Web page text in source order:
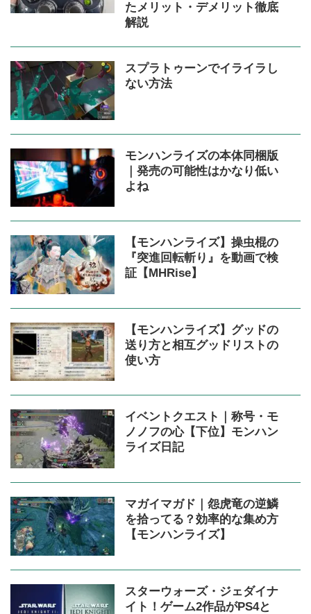
たメリット・デメリット徹底
解説
スプラトゥーンでイライラし
ない方法
モンハンライズの本体同梱版
｜発売の可能性はかなり低い
よね
【モンハンライズ】操虫棍の
『突進回転斬り』を動画で検
証【MHRise】
【モンハンライズ】グッドの
送り方と相互グッドリストの
使い方
イベントクエスト｜称号・モ
ノノフの心【下位】モンハン
ライズ日記
マガイマガド｜怨虎竜の逆鱗
を拾ってる？効率的な集め方
【モンハンライズ】
スターウォーズ・ジェダイナ
イト！ゲーム2作品がPS4と